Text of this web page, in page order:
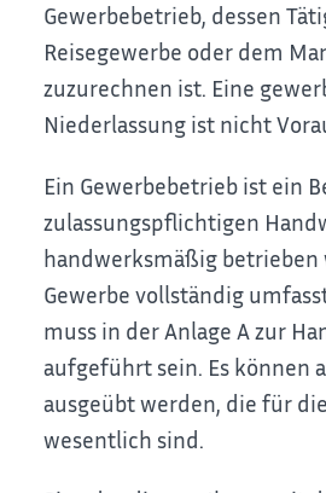
Gewerbebetrieb, dessen
Reisegewerbe oder dem
zuzurechnen ist. Eine
Niederlassung ist nicht
Ein Gewerbebetrieb ist ein
zulassungspflichtigen
handwerksmäßig
Gewerbe vollständig
muss in der Anlage A zur
aufgeführt sein. Es können
ausgeübt werden, die für
wesentlich sind.